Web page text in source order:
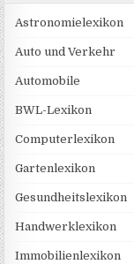
Astronomielexikon
Auto und Verkehr
Automobile
BWL-Lexikon
Computerlexikon
Gartenlexikon
Gesundheitslexikon
Handwerklexikon
Immobilienlexikon